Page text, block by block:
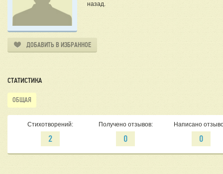
назад.
ДОБАВИТЬ В ИЗБРАННОЕ
СТАТИСТИКА
ОБЩАЯ
Стихотворений:
2
Получено отзывов:
0
Написано
0